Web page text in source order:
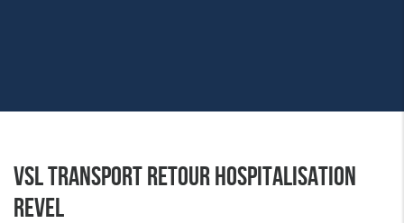
VSL TRANSPORT RETOUR HOSPITALISATION
REVEL